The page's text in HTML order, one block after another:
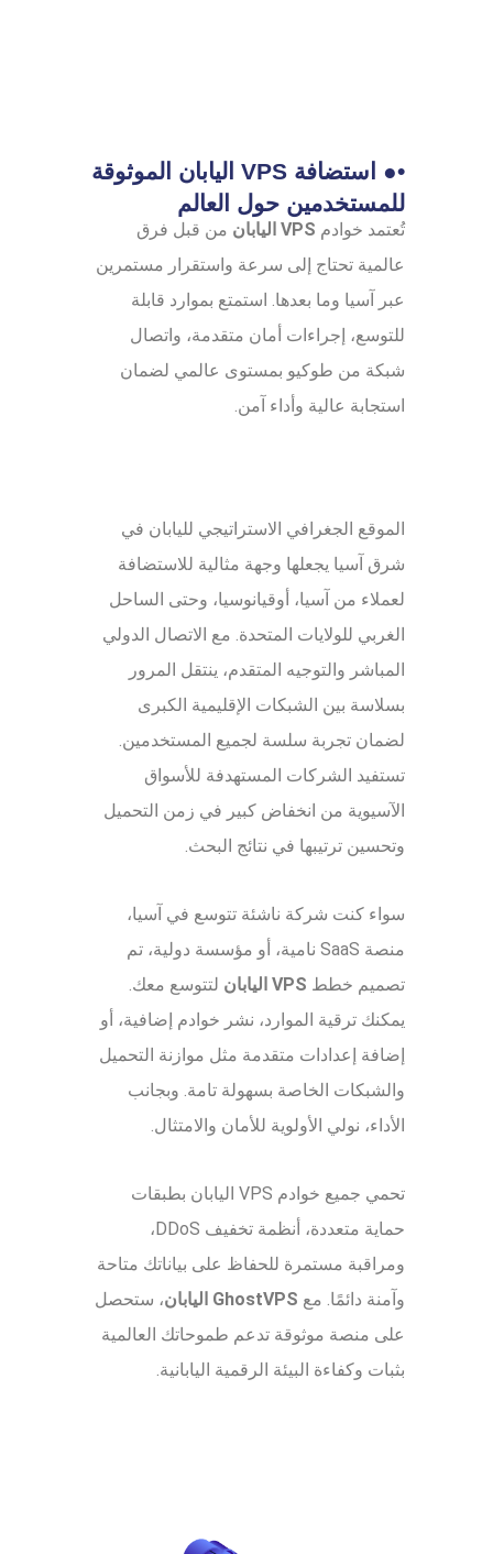
•● استضافة VPS اليابان الموثوقة
للمستخدمين حول العالم
تُعتمد خوادم VPS اليابان
من قبل فرق
عالمية تحتاج إلى سرعة واستقرار مستمرين
عبر آسيا وما بعدها. استمتع بموارد قابلة
للتوسع، إجراءات أمان متقدمة، واتصال
شبكة من طوكيو بمستوى عالمي لضمان
استجابة عالية وأداء آمن.
الموقع الجغرافي الاستراتيجي لليابان في
شرق آسيا يجعلها وجهة مثالية للاستضافة
لعملاء من آسيا، أوقيانوسيا، وحتى الساحل
الغربي للولايات المتحدة. مع الاتصال الدولي
المباشر والتوجيه المتقدم، ينتقل المرور
بسلاسة بين الشبكات الإقليمية الكبرى
لضمان تجربة سلسة لجميع المستخدمين.
تستفيد الشركات المستهدفة للأسواق
الآسيوية من انخفاض كبير في زمن التحميل
وتحسين ترتيبها في نتائج البحث.
سواء كنت شركة ناشئة تتوسع في آسيا،
منصة SaaS نامية، أو مؤسسة دولية، تم
تصميم خطط VPS اليابان
لتتوسع معك.
يمكنك ترقية الموارد، نشر خوادم إضافية، أو
إضافة إعدادات متقدمة مثل موازنة التحميل
والشبكات الخاصة بسهولة تامة. وبجانب
الأداء، نولي الأولوية للأمان والامتثال.
تحمي جميع خوادم VPS اليابان بطبقات
حماية متعددة، أنظمة تخفيف DDoS،
ومراقبة مستمرة للحفاظ على بياناتك متاحة
وآمنة دائمًا. مع GhostVPS اليابان
، ستحصل
على منصة موثوقة تدعم طموحاتك العالمية
بثبات وكفاءة البيئة الرقمية اليابانية.